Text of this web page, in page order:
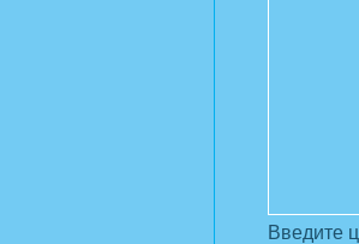
Введите